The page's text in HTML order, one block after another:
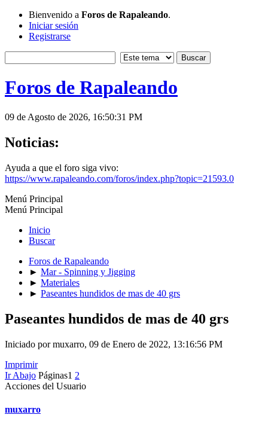
Bienvenido a Foros de Rapaleando.
Iniciar sesión
Registrarse
Foros de Rapaleando
09 de Agosto de 2026, 16:50:31 PM
Noticias:
Ayuda a que el foro siga vivo:
https://www.rapaleando.com/foros/index.php?topic=21593.0
Menú Principal
Menú Principal
Inicio
Buscar
Foros de Rapaleando
► Mar - Spinning y Jigging
► Materiales
► Paseantes hundidos de mas de 40 grs
Paseantes hundidos de mas de 40 grs
Iniciado por muxarro, 09 de Enero de 2022, 13:16:56 PM
Imprimir
Ir Abajo Páginas1 2
Acciones del Usuario
muxarro